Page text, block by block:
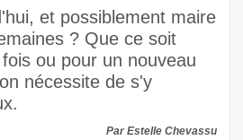
et possiblement maire
? Que ce soit
ou pour un nouveau
nécessite de s'y
Par Estelle Chevassu